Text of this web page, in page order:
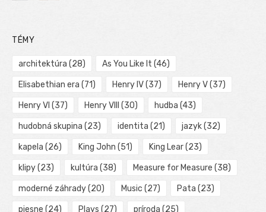
TÉMY
architektúra (28) As You Like It (46)
Elisabethian era (71) Henry IV(37) Henry V(37)
Henry VI (37) Henry VIII (30) hudba (43)
hudobná skupina (23) identita (21) jazyk(32)
kapela (26) King John (51) King Lear(23)
klipy(23) kultúra (38) Measure for Measure (38)
moderné záhrady(20) Music (27) Pata (23)
piesne (24) Plays (27) príroda (25)